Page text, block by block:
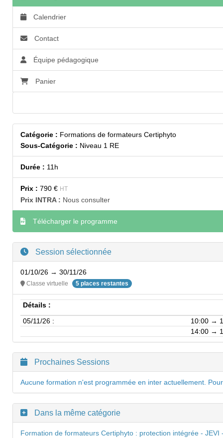
Calendrier
Contact
Équipe pédagogique
Panier
Catégorie : Formations de formateurs Certiphyto
Sous-Catégorie : Niveau 1 RE
Durée : 11h
Prix : 790 € HT
Prix INTRA : Nous consulter
Télécharger le programme
Session sélectionnée
01/10/26 → 30/11/26
Classe virtuelle 5 places restantes
Détails :
05/11/26 :
10:00 →
14:00 →
Prochaines Sessions
Aucune formation n'est programmée en inter actuellement.
Dans la même catégorie
Formation de formateurs Certiphyto : protection intégrée - JEVI